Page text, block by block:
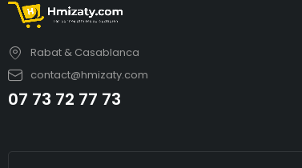
Rabat & Casablanca
contact@hmizaty.com
07 73 72 77 73